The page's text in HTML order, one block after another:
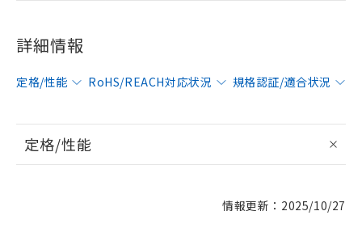
詳細情報
定格/性能 RoHS/REACH対応状況 規格認証/適合状況
定格/性能
情報更新：2025/10/27